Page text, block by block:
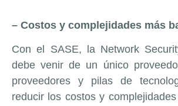
– Costos y complejidades más
Con el SASE, la Network
debe venir de un único
proveedores y pilas de
reducir los costos y